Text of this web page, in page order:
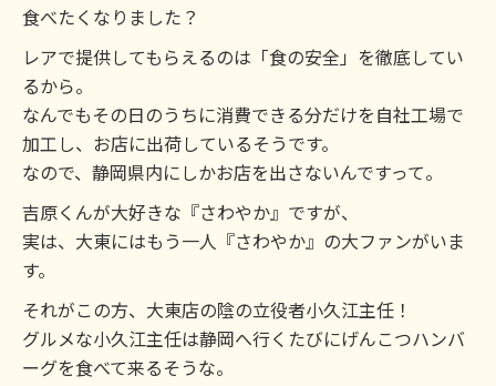
食べたくなりました？
レアで提供してもらえるのは「食の安全」を徹底してい
るから。
なんでもその日のうちに消費できる分だけを自社工場で
加工し、お店に出荷しているそうです。
なので、静岡県内にしかお店を出さないんですって。
吉原くんが大好きな『さわやか』ですが、
実は、大東にはもう一人『さわやか』の大ファンがいま
す。
それがこの方、大東店の陰の立役者小久江主任！
グルメな小久江主任は静岡へ行くたびにげんこつハンバ
ーグを食べて来るそうな。